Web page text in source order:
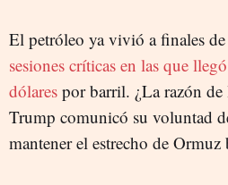
El petróleo ya vivió a finales de
sesiones críticas en las que
dólares por barril. ¿La razón
Trump comunicó su voluntad
mantener el estrecho de Ormuz